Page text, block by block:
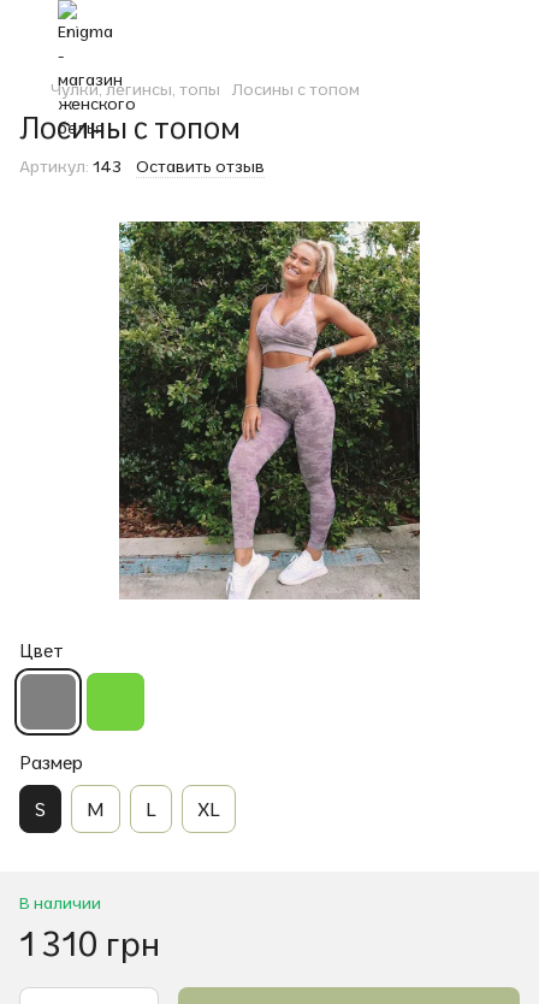
Чулки, легинсы, топы Лосины с топом
Лосины с топом
Артикул: 143 Оставить отзыв
Цвет
Размер
S M L XL
В наличии
1 310 грн